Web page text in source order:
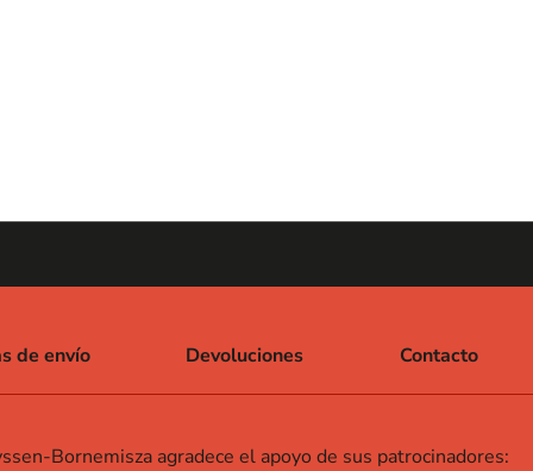
de envío Devoluciones Contacto
Bornemisza agradece el apoyo de sus patrocinadores: